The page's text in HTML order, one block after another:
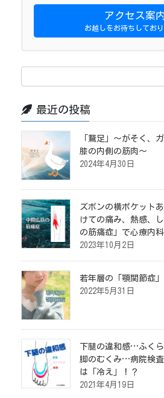
アクセス案
お越しをお待ちしており
最近の投稿
「鵞足」～がそく、
膝の内側の筋肉～
2024年4月30日
ズボンの横ポケット
けての痛み、熱感、
の筋痛症」で心療内
2023年10月2日
若年層の「顎関節症
2022年5月31日
下腿の違和感…ふくら
脚のむくみ…病院検
は「冷え」！？
2021年4月19日